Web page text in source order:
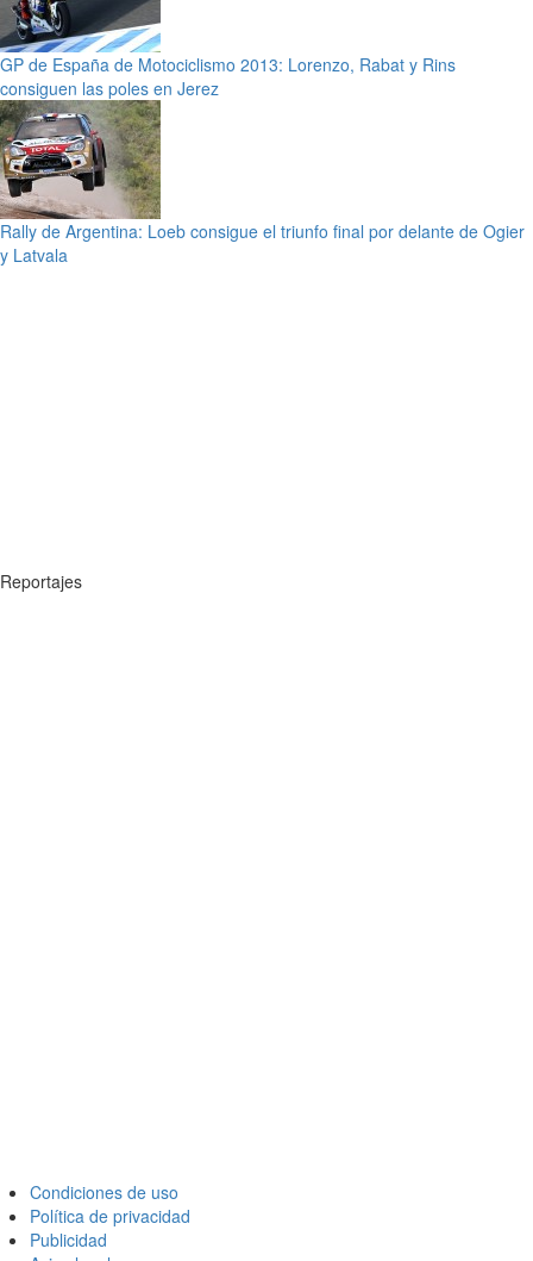
GP de España de Motociclismo 2013: Lorenzo, Rabat y Rins
consiguen las poles en Jerez
Rally de Argentina: Loeb consigue el triunfo final por delante de Ogier
y Latvala
Reportajes
Condiciones de uso
Política de privacidad
Publicidad